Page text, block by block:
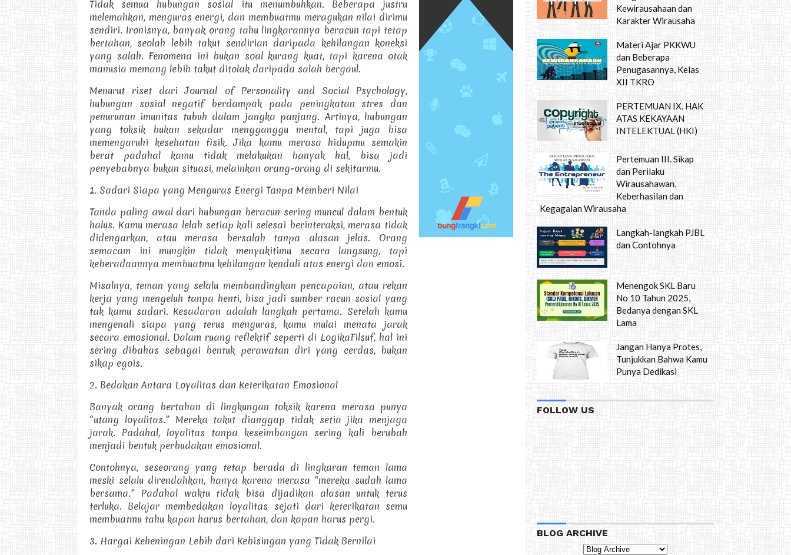
Tidak semua hubungan sosial itu menumbuhkan. Beberapa justru
melemahkan, menguras energi, dan membuatmu meragukan nilai dirimu
sendiri. Ironisnya, banyak orang tahu lingkarannya beracun tapi tetap
bertahan, seolah lebih takut sendirian daripada kehilangan koneksi
yang salah. Fenomena ini bukan soal kurang kuat, tapi karena otak
manusia memang lebih takut ditolak daripada salah bergaul.
Menurut riset dari Journal of Personality and Social Psychology,
hubungan sosial negatif berdampak pada peningkatan stres dan
penurunan imunitas tubuh dalam jangka panjang. Artinya, hubungan
yang toksik bukan sekadar mengganggu mental, tapi juga bisa
memengaruhi kesehatan fisik. Jika kamu merasa hidupmu semakin
berat padahal kamu tidak melakukan banyak hal, bisa jadi
penyebabnya bukan situasi, melainkan orang-orang di sekitarmu.
1. Sadari Siapa yang Menguras Energi Tanpa Memberi Nilai
Tanda paling awal dari hubungan beracun sering muncul dalam bentuk
halus. Kamu merasa lelah setiap kali selesai berinteraksi, merasa tidak
didengarkan, atau merasa bersalah tanpa alasan jelas. Orang
semacam ini mungkin tidak menyakitimu secara langsung, tapi
keberadaannya membuatmu kehilangan kendali atas energi dan emosi.
Misalnya, teman yang selalu membandingkan pencapaian, atau rekan
kerja yang mengeluh tanpa henti, bisa jadi sumber racun sosial yang
tak kamu sadari. Kesadaran adalah langkah pertama. Setelah kamu
mengenali siapa yang terus menguras, kamu mulai menata jarak
secara emosional. Dalam ruang reflektif seperti di LogikaFilsuf, hal ini
sering dibahas sebagai bentuk perawatan diri yang cerdas, bukan
sikap egois.
2. Bedakan Antara Loyalitas dan Keterikatan Emosional
Banyak orang bertahan di lingkungan toksik karena merasa punya
“utang loyalitas.” Mereka takut dianggap tidak setia jika menjaga
jarak. Padahal, loyalitas tanpa keseimbangan sering kali berubah
menjadi bentuk perbudakan emosional.
Contohnya, seseorang yang tetap berada di lingkaran teman lama
meski selalu direndahkan, hanya karena merasa “mereka sudah lama
bersama.” Padahal waktu tidak bisa dijadikan alasan untuk terus
terluka. Belajar membedakan loyalitas sejati dari keterikatan semu
membuatmu tahu kapan harus bertahan, dan kapan harus pergi.
3. Hargai Keheningan Lebih dari Kebisingan yang Tidak Bernilai
Kewirausahaan dan
Karakter Wirausaha
Materi Ajar PKKWU
dan Beberapa
Penugasannya, Kelas
XII TKRO
PERTEMUAN IX. HAK
ATAS KEKAYAAN
INTELEKTUAL (HKI)
Pertemuan III. Sikap
dan Perilaku
Wirausahawan,
Keberhasilan dan
Kegagalan Wirausaha
Langkah-langkah PJBL
dan Contohnya
Menengok SKL Baru
No 10 Tahun 2025,
Bedanya dengan SKL
Lama
Jangan Hanya Protes,
Tunjukkan Bahwa Kamu
Punya Dedikasi
FOLLOW US
BLOG ARCHIVE